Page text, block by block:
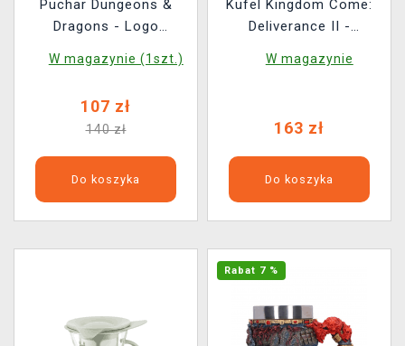
Puchar Dungeons &
Dragons - Logo
W magazynie (1szt.)
107 zł
140 zł
Do koszyka
Kufel Kingdom Come:
Deliverance II -
(drewniany)
W magazynie
163 zł
Do koszyka
Rabat 7 %